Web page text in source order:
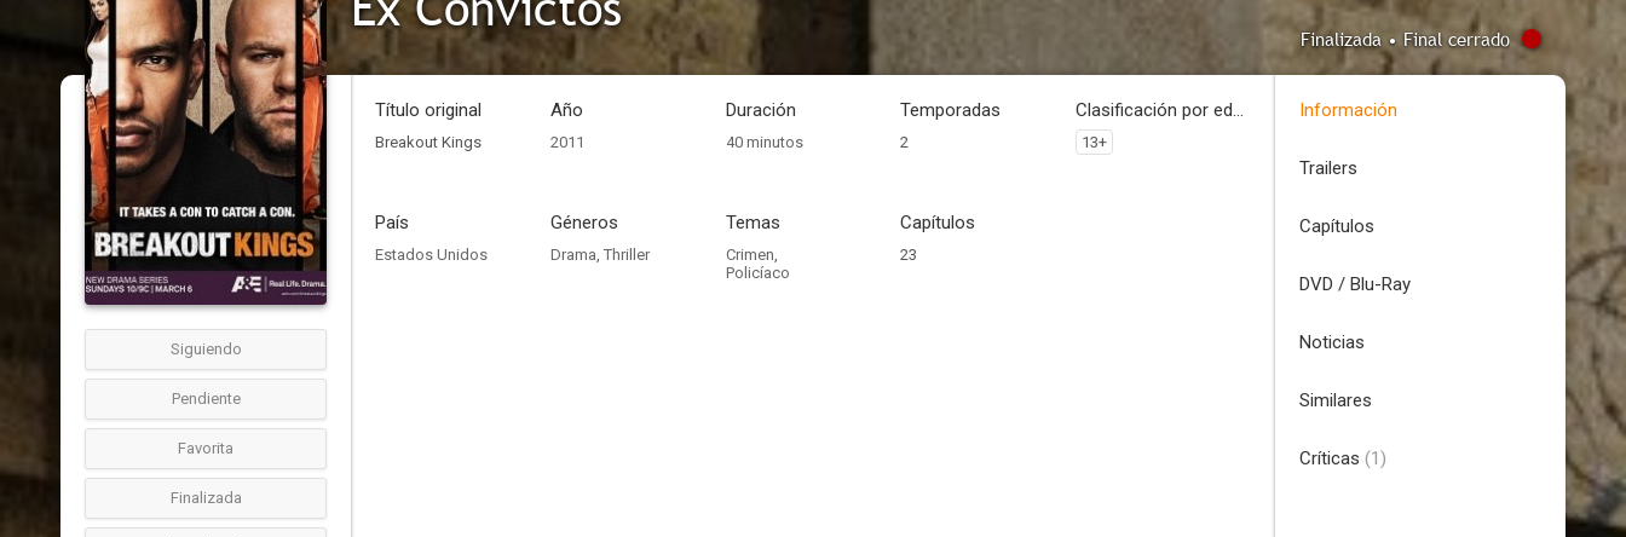
Finalizada • Final cerrado
Siguiendo
Pendiente
Favorita
Finalizada
Título original
Breakout Kings
Año
2011
Duración
40 minutos
Temporadas
2
Clasificación por edades
13+
País
Estados Unidos
Géneros
Drama, Thriller
Temas
Crimen,
Policíaco
Capítulos
23
Información
Trailers
Capítulos
DVD / Blu-Ray
Noticias
Similares
Críticas (1)